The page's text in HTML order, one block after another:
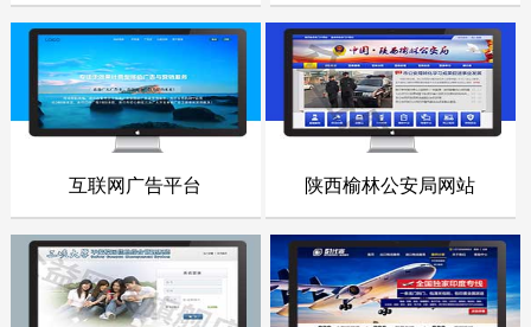
点击浏览 点击浏览
- 网站建设案例 -
点击浏览
互联网广告平台 - 网站建设案例 -
点击浏览
陕西榆林公安局网站